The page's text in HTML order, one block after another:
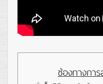
ช่องทางกา